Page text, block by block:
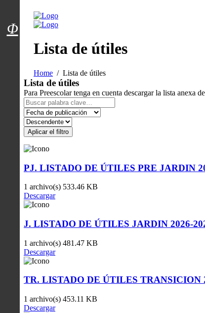
Menú usuarios
Lista de útiles
Home Lista de útiles
Lista de útiles
Para Preescolar tenga en cuenta descargar la lista anexa
Aplicar el filtro
PJ. LISTADO DE ÚTILES PRE JARDIN
1 archivo(s) 533.46 KB
Descargar
J. LISTADO DE ÚTILES JARDIN 2026-
1 archivo(s) 481.47 KB
Descargar
TR. LISTADO DE ÚTILES TRANSICION
1 archivo(s) 453.11 KB
Descargar
Φ